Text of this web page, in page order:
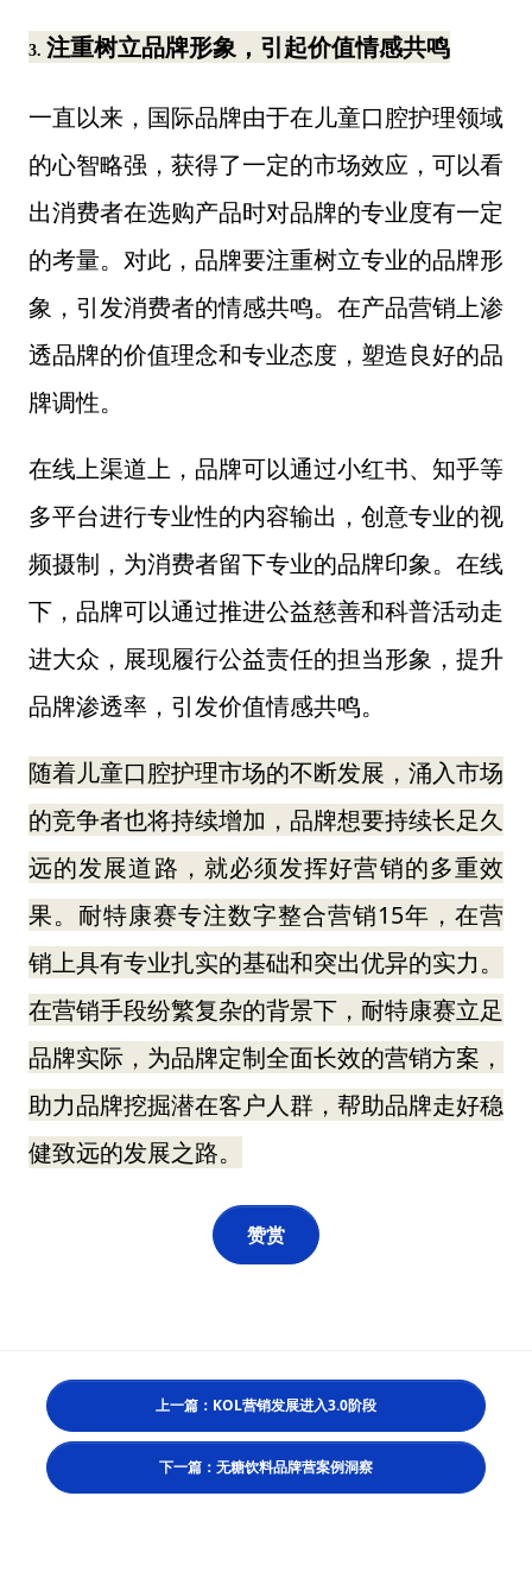
3. 注重树立品牌形象，引起价值情感共鸣
一直以来，国际品牌由于在儿童口腔护理领域
的心智略强，获得了一定的市场效应，可以看
出消费者在选购产品时对品牌的专业度有一定
的考量。对此，品牌要注重树立专业的品牌形
象，引发消费者的情感共鸣。在产品营销上渗
透品牌的价值理念和专业态度，塑造良好的品
牌调性。
在线上渠道上，品牌可以通过小红书、知乎等
多平台进行专业性的内容输出，创意专业的视
频摄制，为消费者留下专业的品牌印象。在线
下，品牌可以通过推进公益慈善和科普活动走
进大众 ， 展现履行公益责任的担当形象 ， 提升
品牌渗透率 ，引发价值情感共鸣。
随着儿童口腔护理市场的不断发展，涌入市场
的竞争者也将持续增加，品牌想要持续长足久
远的发展道路，就必须发挥好营销的多重效
果。耐特康赛专注数字整合营销15年，在营
销上具有专业扎实的基础和突出优异的实力。
在营销手段纷繁复杂的背景下，耐特康赛立足
品牌实际，为品牌定制全面长效的营销方案，
助力品牌挖掘潜在客户人群，帮助品牌走好稳
健致远的发展之路。
赞赏
上一篇：KOL营销发展进入3.0阶段
下一篇：无糖饮料品牌营案例洞察